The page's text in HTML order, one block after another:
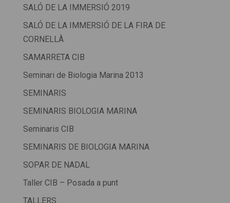
SALÓ DE LA IMMERSIÓ 2019
SALÓ DE LA IMMERSIÓ DE LA FIRA DE
CORNELLÀ
SAMARRETA CIB
Seminari de Biologia Marina 2013
SEMINARIS
SEMINARIS BIOLOGIA MARINA
Seminaris CIB
SEMINARIS DE BIOLOGIA MARINA
SOPAR DE NADAL
Taller CIB – Posada a punt
TALLERS